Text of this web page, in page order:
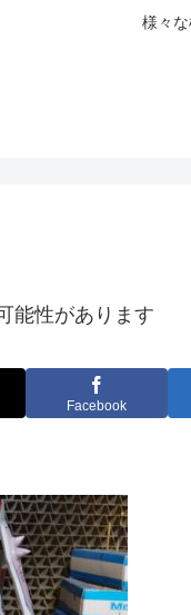
様々
能性があります
Facebook